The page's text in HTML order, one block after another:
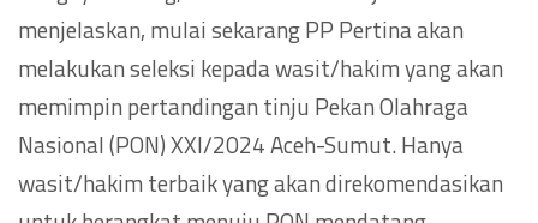
menjelaskan, mulai sekarang PP Pertina akan
melakukan seleksi kepada wasit/hakim yang akan
memimpin pertandingan tinju Pekan Olahraga
Nasional (PON) XXI/2024 Aceh-Sumut. Hanya
wasit/hakim terbaik yang akan direkomendasikan